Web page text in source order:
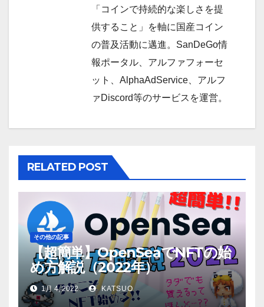
「コインで持続的な楽しさを提
供すること」を軸に国産コイン
の普及活動に邁進。SanDeGo情
報ポータル、アルファフォーセ
ット、AlphaAdService、アルフ
ァDiscord等のサービスを運営。
RELATED POST
その他の記事
【超簡単】OpenSeaでNFTの始
め方解説（2022年）
1月 4, 2022 KATSUO